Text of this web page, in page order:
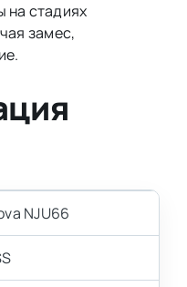
на стадиях
замес,
NJU66